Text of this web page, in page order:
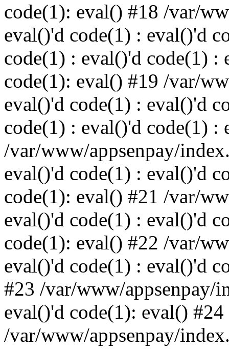
code(1): eval() #18 /var/
eval()'d code(1) : eval()'d
code(1) : eval()'d code(1) :
code(1): eval() #19 /var/
eval()'d code(1) : eval()'d
code(1) : eval()'d code(1) :
/var/www/appsenpay/
eval()'d code(1) : eval()'d
code(1): eval() #21 /var/
eval()'d code(1) : eval()'d
code(1): eval() #22 /var/
eval()'d code(1) : eval()'d
#23 /var/www/appsenpay/
eval()'d code(1): eval() #24
/var/www/appsenpay/